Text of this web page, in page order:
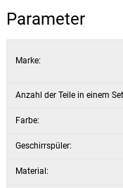
Parameter
Marke:
Anzahl der Teile in einem
Farbe:
Geschirrspüler:
Material: